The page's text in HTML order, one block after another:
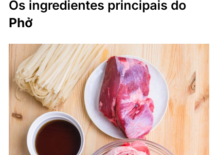
Os ingredientes principais do
Phở